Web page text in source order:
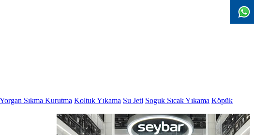
Sıkma Kurutma Koltuk Yıkama Su Jeti Soguk Sıcak Yıkama Köpük